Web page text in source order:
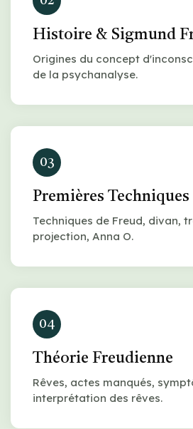
Histoire & Sigmund
Origines du concept
de la psychanalyse.
03
Premières Techniques
Techniques de Freud, divan,
projection, Anna O.
04
Théorie Freudienne
Rêves, actes manqués,
interprétation des rêves.